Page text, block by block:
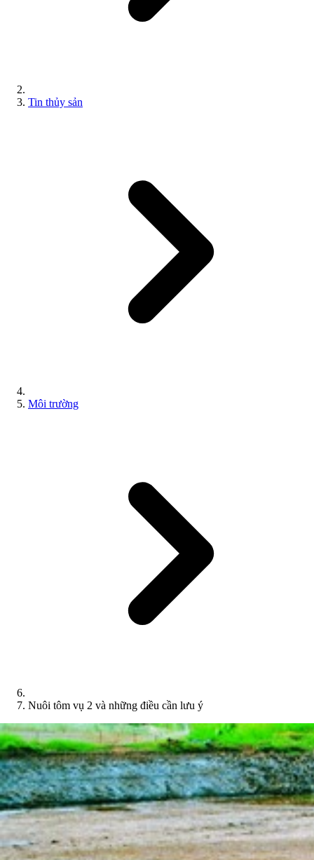
Tin thủy sản
Môi trường
Nuôi tôm vụ 2 và những điều cần lưu ý